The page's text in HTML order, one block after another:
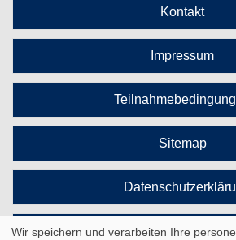
Kontakt
Impressum
Sitemap
Cookie
Wir speichern und verarbeiten Ihre